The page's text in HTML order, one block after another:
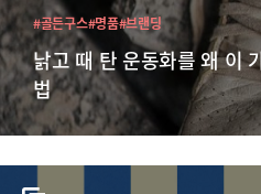
낡고 때 탄 운동화를 왜 이
법
#골든구스#명품#브랜딩